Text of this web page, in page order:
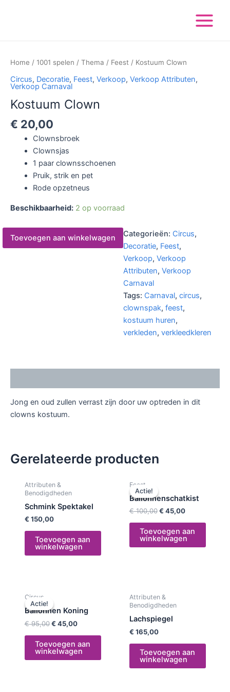
Menu
Home / 1001 spelen / Thema / Feest / Kostuum Clown
Circus, Decoratie, Feest, Verkoop, Verkoop Attributen,
Verkoop Carnaval
Kostuum Clown
€ 20,00
Clownsbroek
Clownsjas
1 paar clownsschoenen
Pruik, strik en pet
Rode opzetneus
Beschikbaarheid: 2 op voorraad
Clown
Toevoegen aan winkelwagen Categorieën: Circus,
Decoratie, Feest,
Verkoop,Verkoop
Attributen,Verkoop
Carnaval
Tags: Carnaval,circus,
clownspak,feest,
kostuum huren,
verkleden,verkleedkleren
Jong en oud zullen verrast zijn door uw optreden in dit
clowns kostuum.
Gerelateerde producten
Attributen &
Benodigdheden
Schmink Spektakel
€ 150,00
Toevoegen aan
winkelwagen
Actie!
Actie!
Feest
Ballonnenschatkist
€100,00
was:
€ 45,00
is:
Toevoegen aan
winkelwagen
Actie!
Actie!
Circus
Ballonnen Koning
€95,00
was:
€ 45,00
is:
€ 45,00.
Toevoegen aan
winkelwagen
Attributen &
Benodigdheden
Lachspiegel
€ 165,00
Toevoegen aan
winkelwagen